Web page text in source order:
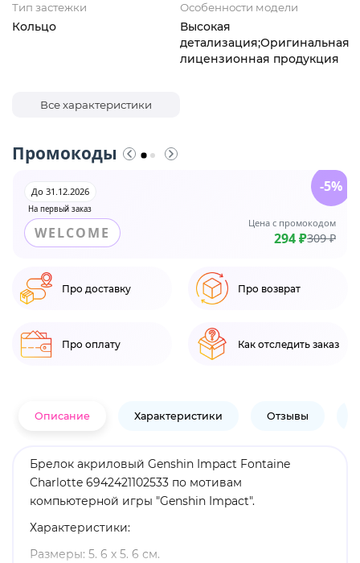
Тип застежки
Кольцо
Особенности модели
Высокая
детализация;Оригинальная
лицензионная продукция
Все характеристики
Промокоды
На первый заказ
До 31.12.2026
WELCOME
Цена с промокодом
294 ₽309 ₽
-5%
Про доставку Про возврат
Про оплату Как отследить заказ
Описание Характеристики Отзывы
Брелок акриловый Genshin Impact Fontaine
Charlotte 6942421102533 по мотивам
компьютерной игры "Genshin Impact".
Характеристики:
Размеры: 5. 6 х 5. 6 см.